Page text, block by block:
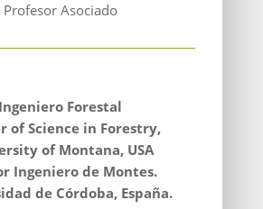
Profesor Asociado
Ingeniero Forestal
of Science in Forestry,
of Montana, USA
Ingeniero de Montes.
de Córdoba, España.